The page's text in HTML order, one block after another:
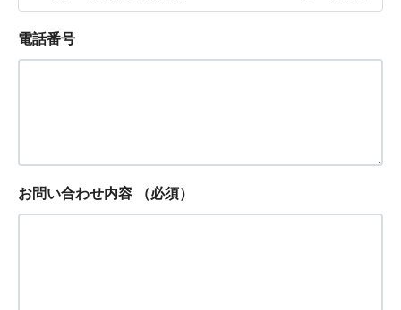
電話番号
お問い合わせ内容 （必須）